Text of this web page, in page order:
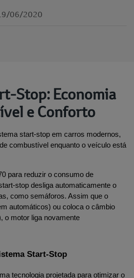
06/2020
Stop: Economia
e Conforto
start-stop em carros modernos,
combustível enquanto o veículo está
para reduzir o consumo de
stop desliga automaticamente o
como semáforos. Assim que o
automáticos) ou coloca o câmbio
o motor liga novamente
Start-Stop
tecnologia projetada para otimizar o